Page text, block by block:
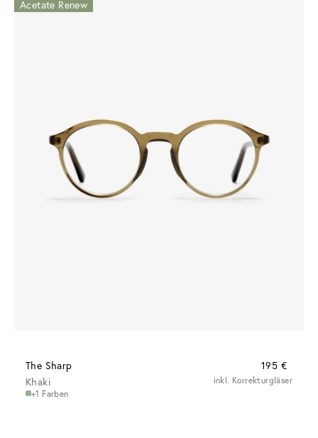
Acetate Renew
The Sharp
195 €
Khaki
+1 Farben
inkl. Korrekturgläser